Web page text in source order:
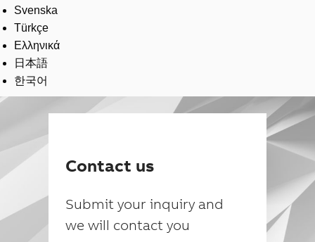
Svenska
Türkçe
Ελληνικά
日本語
한국어
Contact us
Submit your inquiry and
we will contact you